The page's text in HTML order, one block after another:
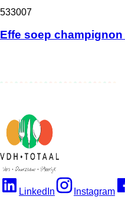
533007
Effe soep
LinkedIn Instagram